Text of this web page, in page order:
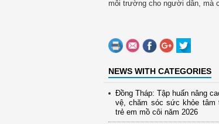
môi trường cho người dân, mà
NEWS WITH CATEGORIES
Đồng Tháp: Tập huấn nâng
vệ, chăm sóc sức khỏe tâm
trẻ em mồ côi năm 2026